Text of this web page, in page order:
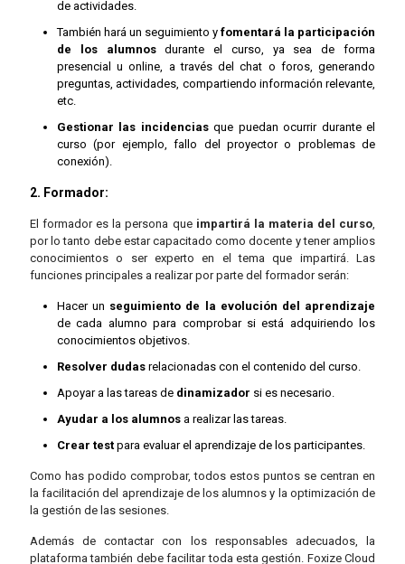
de actividades.
También hará un seguimiento y fomentará la participación
de los alumnosdurante el curso, ya sea de forma
presencial u online, a través del chat o foros, generando
preguntas, actividades, compartiendo información relevante,
etc.
Gestionar las incidenciasque puedan ocurrir durante el
curso (por ejemplo, fallo del proyector o problemas de
conexión).
2. Formador:
El formador es la persona queimpartirá la materia del curso,
por lo tanto debe estar capacitado como docente y tener amplios
conocimientos o ser experto en el tema que impartirá. Las
funciones principales a realizar por parte del formador serán:
Hacer un seguimiento de la evolución del aprendizaje
de cada alumno para comprobar si está adquiriendo los
conocimientos objetivos.
Resolver dudas relacionadas con el contenido del curso.
Apoyar a las tareas de dinamizador si es necesario.
Ayudar a los alumnos a realizar las tareas.
Crear test para evaluar el aprendizaje de los participantes.
Como has podido comprobar, todos estos puntos se centran en
la facilitación del aprendizaje de los alumnos y la optimización de
la gestión de las sesiones.
Además de contactar con los responsables adecuados, la
plataforma también debe facilitar toda esta gestión. Foxize Cloud